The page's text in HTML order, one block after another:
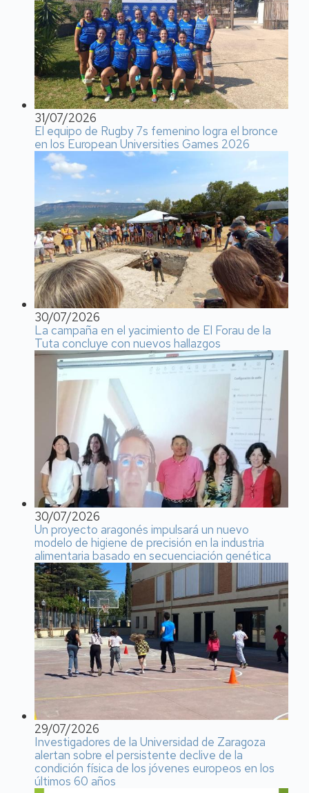
31/07/2026
El equipo de Rugby 7s femenino logra el bronce
en los European Universities Games 2026
30/07/2026
La campaña en el yacimiento de El Forau de la
Tuta concluye con nuevos hallazgos
30/07/2026
Un proyecto aragonés impulsará un nuevo
modelo de higiene de precisión en la industria
alimentaria basado en secuenciación genética
29/07/2026
Investigadores de la Universidad de Zaragoza
alertan sobre el persistente declive de la
condición física de los jóvenes europeos en los
últimos 60 años